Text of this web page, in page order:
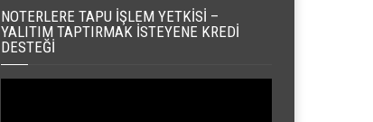
NOTERLERE TAPU İŞLEM YETKISI –
YALITIM TAPTIRMAK İSTEYENE KREDI
DESTEĞI